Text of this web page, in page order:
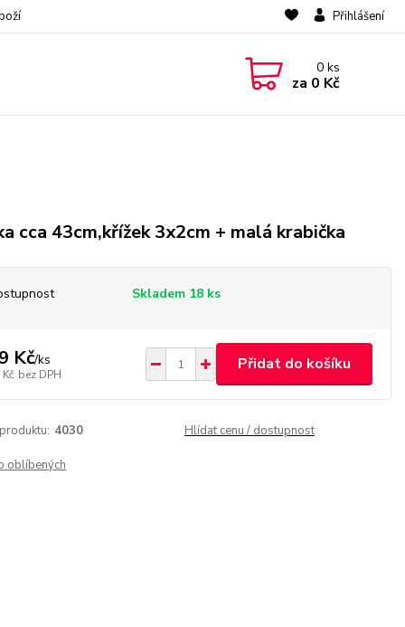
Přihlášení
0 ks
za 0 Kč
cca 43cm,křížek 3x2cm + malá krabička
Skladem 18 ks
Kč/ks
bez DPH
Přidat do košíku
4030 Hlídat cenu / dostupnost
oblíbených